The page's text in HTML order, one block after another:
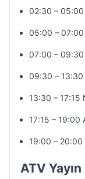
02:30 – 05:00
05:00 – 07:00
07:00 – 09:30
09:30 – 13:30
13:30 – 17:15
17:15 – 19:00
19:00 – 20:00
ATV Yayın